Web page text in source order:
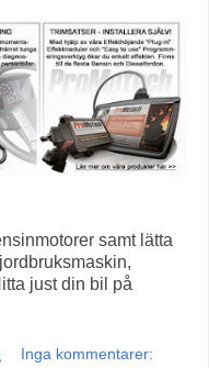
samt lätta
just din bil på
Inga kommentarer: